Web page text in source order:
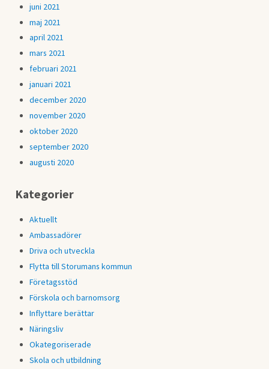
juni 2021
maj 2021
april 2021
mars 2021
februari 2021
januari 2021
december 2020
november 2020
oktober 2020
september 2020
augusti 2020
Kategorier
Aktuellt
Ambassadörer
Driva och utveckla
Flytta till Storumans kommun
Företagsstöd
Förskola och barnomsorg
Inflyttare berättar
Näringsliv
Okategoriserade
Skola och utbildning